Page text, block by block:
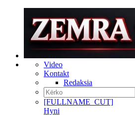
Video
Kontakt
Redaksia
[FULLNAME_CUT]
Hyni